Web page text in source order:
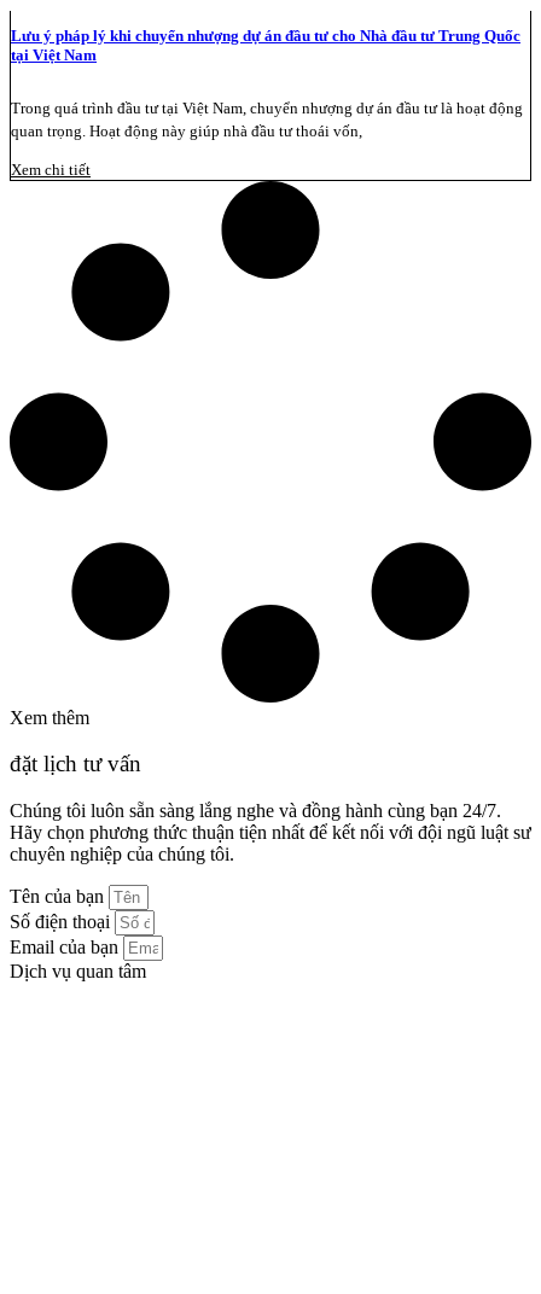
Lưu ý pháp lý khi chuyển nhượng dự án đầu tư cho Nhà đầu tư Trung Quốc
tại Việt Nam
Trong quá trình đầu tư tại Việt Nam, chuyển nhượng dự án đầu tư là hoạt động
quan trọng. Hoạt động này giúp nhà đầu tư thoái vốn,
Xem chi tiết
Xem thêm
đặt lịch tư vấn
Chúng tôi luôn sẵn sàng lắng nghe và đồng hành cùng bạn 24/7.
Hãy chọn phương thức thuận tiện nhất để kết nối với đội ngũ luật sư
chuyên nghiệp của chúng tôi.
Tên của bạn
Số điện thoại
Email của bạn
Dịch vụ quan tâm